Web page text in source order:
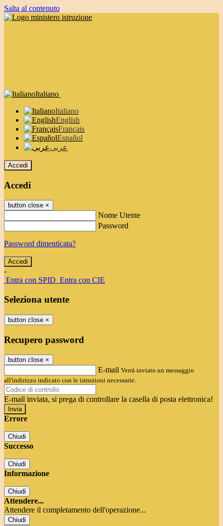
Salta al contenuto
Italiano
Italiano
English
Français
Español
عربى
Accedi
Accedi
button close ×
Nome Utente
Password
Password dimenticata?
-
Entra con SPID Entra con CIE
Seleziona utente
button close ×
Recupero password
button close ×
E-mail Verrà inviato un messaggio
all'indirizzo indicato con le istruzioni necessarie.
E-mail inviata, si prega di controllare la casella di posta elettronica!
Errore
Chiudi
Successo
Chiudi
Informazione
Chiudi
Attendere...
Attendere il completamento dell'operazione...
Chiudi